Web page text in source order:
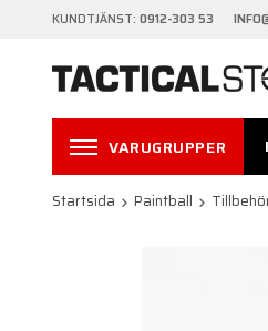
KUNDTJÄNST: 0912-303 53
VARUGRUPPER
Startsida Paintball